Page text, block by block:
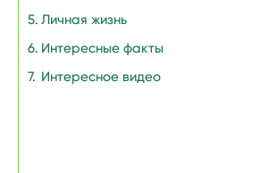
Личная жизнь
Интересные факты
Интересное видео